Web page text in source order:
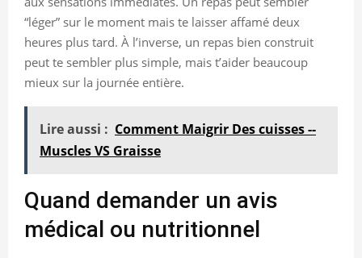
“léger” sur le moment mais te laisser affamé deux
heures plus tard. À l’inverse, un repas bien construit
peut te sembler plus simple, mais t’aider beaucoup
mieux sur la journée entière.
Lire aussi : Comment Maigrir Des cuisses --
Muscles VS Graisse
Quand demander un avis
médical ou nutritionnel